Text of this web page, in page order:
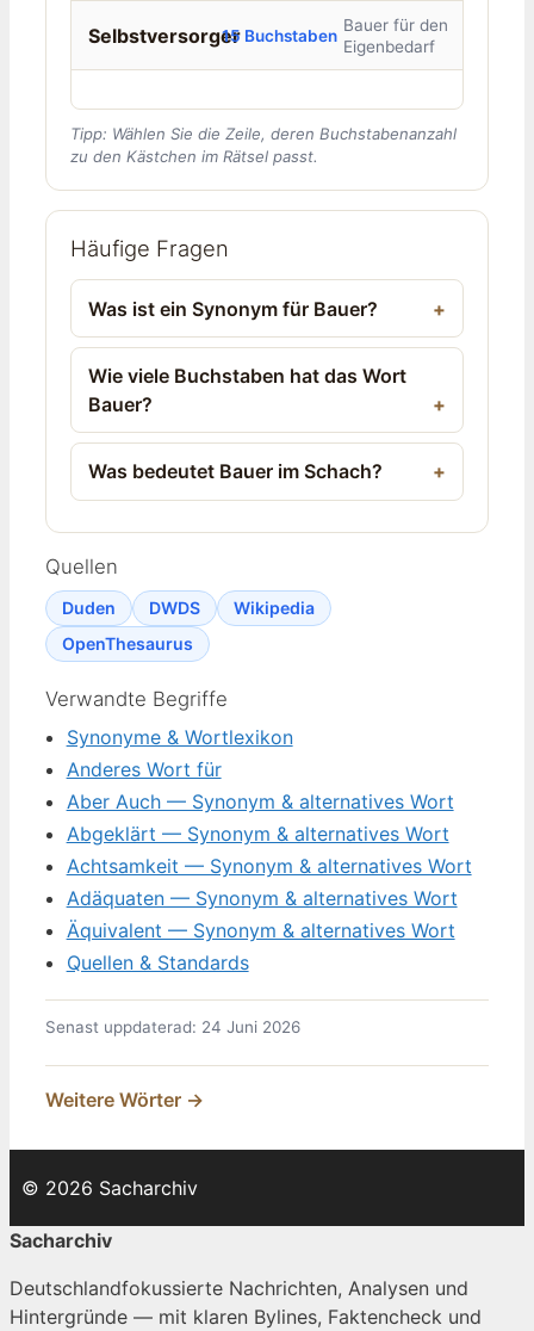
Selbstversorger15 Buchstaben
Bauer für den
Eigenbedarf
Tipp: Wählen Sie die Zeile, deren Buchstabenanzahl
zu den Kästchen im Rätsel passt.
Häufige Fragen
Was ist ein Synonym für Bauer?
Wie viele Buchstaben hat das Wort
Bauer?
Was bedeutet Bauer im Schach?
Quellen
Duden DWDS
Wikipedia
OpenThesaurus
Verwandte Begriffe
Synonyme & Wortlexikon
Anderes Wort für
Aber Auch — Synonym & alternatives Wort
Abgeklärt — Synonym & alternatives Wort
Achtsamkeit — Synonym & alternatives Wort
Adäquaten — Synonym & alternatives Wort
Äquivalent — Synonym & alternatives Wort
Quellen & Standards
Senast uppdaterad: 24 Juni 2026
Weitere Wörter →
© 2026 Sacharchiv
Sacharchiv
Deutschlandfokussierte Nachrichten, Analysen und
Hintergründe — mit klaren Bylines, Faktencheck und